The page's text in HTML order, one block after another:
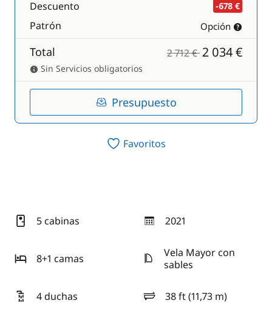
Descuento -678 €
Patrón Opción
Total 2 712 €2 034 €
Sin Servicios obligatorios
Presupuesto
Favoritos
5 cabinas 2021
año
8+1 camas
Vela Mayor con
sables
4 duchas 38 ft (11,73 m)
eslora